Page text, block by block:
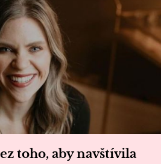
toho, aby navštívila